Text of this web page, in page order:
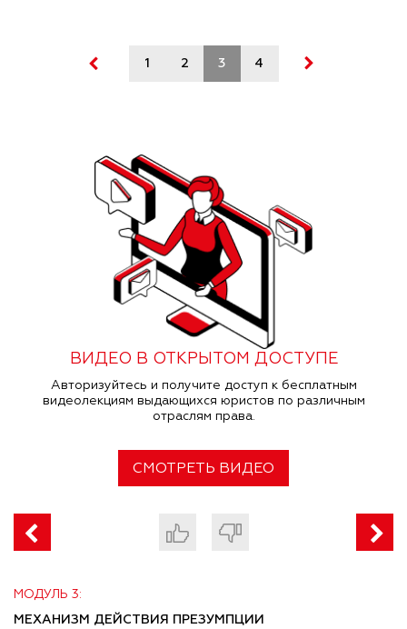
1 2 3 4
ВИДЕО В ОТКРЫТОМ ДОСТУПЕ
Авторизуйтесь и получите доступ к бесплатным
видеолекциям выдающихся юристов по различным
отраслям права.
СМОТРЕТЬ ВИДЕО
МОДУЛЬ 3:
МЕХАНИЗМ ДЕЙСТВИЯ ПРЕЗУМПЦИИ